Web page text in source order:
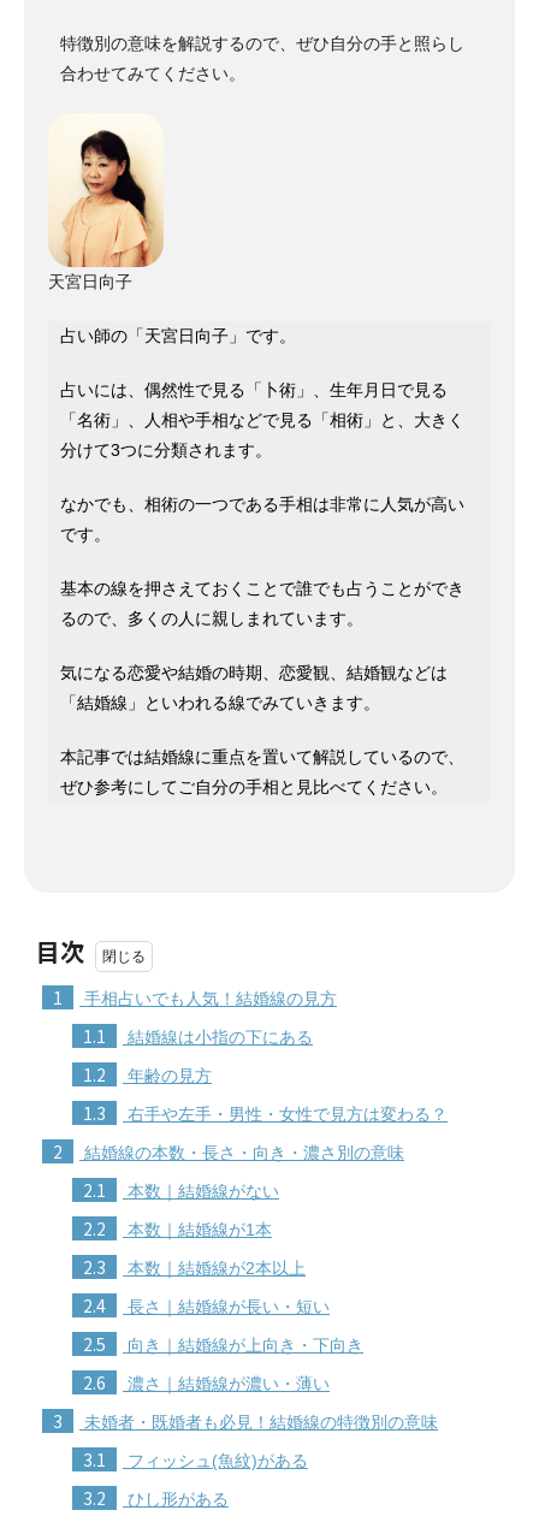
特徴別の意味を解説するので、ぜひ自分の手と照らし
合わせてみてください。
天宮日向子
占い師の「天宮日向子」です。
占いには、偶然性で見る「卜術」、生年月日で見る
「名術」、人相や手相などで見る「相術」と、大きく
分けて3つに分類されます。
なかでも、相術の一つである手相は非常に人気が高い
です。
基本の線を押さえておくことで誰でも占うことができ
るので、多くの人に親しまれています。
気になる恋愛や結婚の時期、恋愛観、結婚観などは
「結婚線」といわれる線でみていきます。
本記事では結婚線に重点を置いて解説しているので、
ぜひ参考にしてご自分の手相と見比べてください。
目次
1 手相占いでも人気！結婚線の見方
1.1 結婚線は小指の下にある
1.2 年齢の見方
1.3 右手や左手・男性・女性で見方は変わる？
2 結婚線の本数・長さ・向き・濃さ別の意味
2.1 本数｜結婚線がない
2.2 本数｜結婚線が1本
2.3 本数｜結婚線が2本以上
2.4 長さ｜結婚線が長い・短い
2.5 向き｜結婚線が上向き・下向き
2.6 濃さ｜結婚線が濃い・薄い
3 未婚者・既婚者も必見！結婚線の特徴別の意味
3.1 フィッシュ(魚紋)がある
3.2 ひし形がある